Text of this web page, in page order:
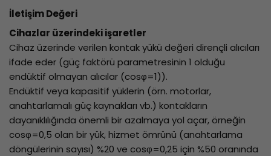
İletişim Değeri
Cihazlar üzerindeki işaretler
Cihaz üzerinde verilen kontak yükü değeri dirençli alıcıları
ifade eder (güç faktörü parametresinin 1 olduğu
endüktif olmayan alıcılar (cosφ=1)).
Endüktif veya kapasitif yüklerin (örn. motorlar,
anahtarlamalı güç kaynakları vb.) kontakların
dayanıklılığında önemli bir azalmaya yol açar, örneğin
cosφ=0,5 olan bir yük, hizmet ömrünü (anahtarlama
döngülerinin sayısı) %20 ve cosφ=0,25 için %50 oranında